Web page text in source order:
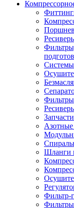
Системы
Фильтры
Запчасти
Азотные
Шланги
Фильтр-
Фильтры